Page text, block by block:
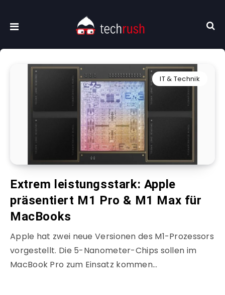
IT & Technik
Extrem leistungsstark: Apple
präsentiert M1 Pro & M1 Max für
MacBooks
Apple hat zwei neue Versionen des M1-Prozessors
vorgestellt. Die 5-Nanometer-Chips sollen im
MacBook Pro zum Einsatz kommen…